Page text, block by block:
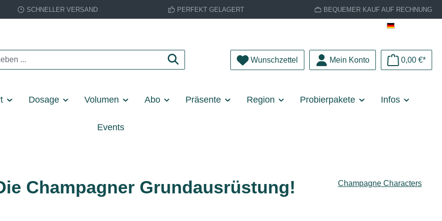
SCHNELLER VERSAND PERFEKT GELAGERT BEQUEMER KAUF AUF RECHNUNG
Wunschzettel Du hast 0 Produkte auf dem Merkzettel
Mein Konto 0,00 €*
Dosage Volumen Abo Präsente Region Probierpakete Infos
Events
Champagner Grundausrüstung! Champagne Characters